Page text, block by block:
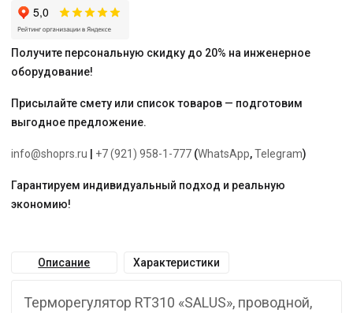
Получите персональную скидку до 20% на инженерное
оборудование!
Присылайте смету или список товаров — подготовим
выгодное предложение.
info@shoprs.ru +7 (921) 958-1-777 (WhatsApp,Telegram)
Гарантируем индивидуальный подход и реальную
экономию!
Описание Характеристики
Терморегулятор RT310 «SALUS», проводной,